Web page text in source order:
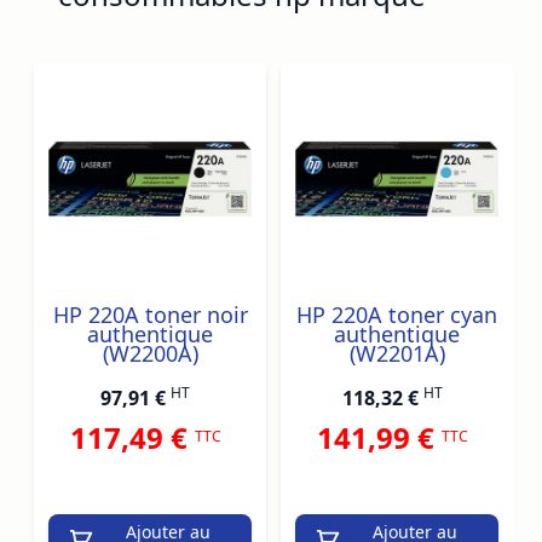
HP 220A toner noir
authentique
(W2200A)
97,91 € HT
117,49 € TTC
Ajouter au
HP 220A toner cyan
authentique
(W2201A)
118,32 € HT
141,99 € TTC
Ajouter au